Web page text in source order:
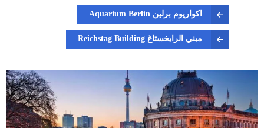
اكواريوم برلين Aquarium Berlin
مبني الرايخستاغ Reichstag Building